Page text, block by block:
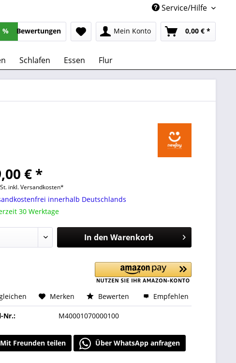
Service/Hilfe
% Bewertungen Mein Konto 0,00 € *
Schlafen Essen Flur
€ *
inkl. Versandkosten*
innerhalb Deutschlands
30 Werktage
In den Warenkorb
Merken Bewerten Empfehlen
Nr.: M40001070000100
Mit Freunden teilen Über WhatsApp anfragen